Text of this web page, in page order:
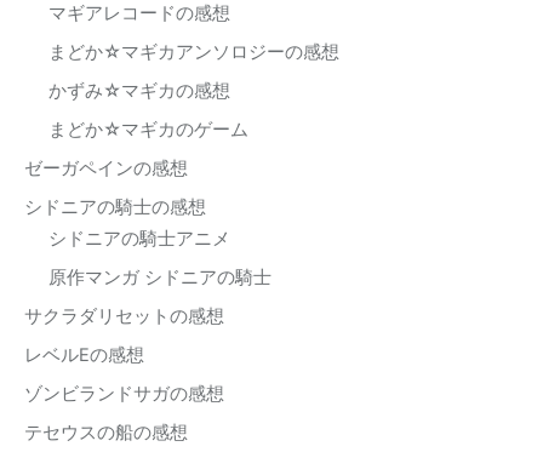
マギアレコードの感想
まどか☆マギカアンソロジーの感想
かずみ☆マギカの感想
まどか☆マギカのゲーム
ゼーガペインの感想
シドニアの騎士の感想
シドニアの騎士アニメ
原作マンガ シドニアの騎士
サクラダリセットの感想
レベルEの感想
ゾンビランドサガの感想
テセウスの船の感想